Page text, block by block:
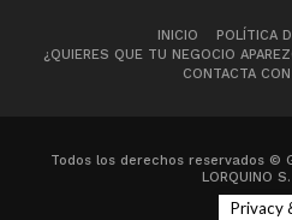
INICIO
POLÍTICA
¿QUIERES QUE TU NEGOCIO
CONTACTA
Todos los derechos reservados ©
LORQUINO
Privacy